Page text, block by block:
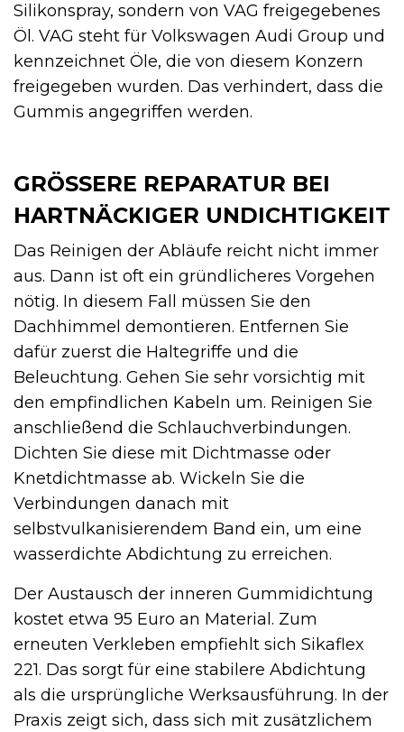
Silikonspray, sondern von VAG freigegebenes
Öl. VAG steht für Volkswagen Audi Group und
kennzeichnet Öle, die von diesem Konzern
freigegeben wurden. Das verhindert, dass die
Gummis angegriffen werden.
GRÖSSERE REPARATUR BEI H
ARTNÄCKIGER UNDICHTIGKEIT
Das Reinigen der Abläufe reicht nicht immer
aus. Dann ist oft ein gründlicheres Vorgehen
nötig. In diesem Fall müssen Sie den
Dachhimmel demontieren. Entfernen Sie
dafür zuerst die Haltegriffe und die
Beleuchtung. Gehen Sie sehr vorsichtig mit
den empfindlichen Kabeln um. Reinigen Sie
anschließend die Schlauchverbindungen.
Dichten Sie diese mit Dichtmasse oder
Knetdichtmasse ab. Wickeln Sie die
Verbindungen danach mit
selbstvulkanisierendem Band ein, um eine
wasserdichte Abdichtung zu erreichen.
Der Austausch der inneren Gummidichtung
kostet etwa 95 Euro an Material. Zum
erneuten Verkleben empfiehlt sich Sikaflex
221. Das sorgt für eine stabilere Abdichtung
als die ursprüngliche Werksausführung. In der
Praxis zeigt sich, dass sich mit zusätzlichem